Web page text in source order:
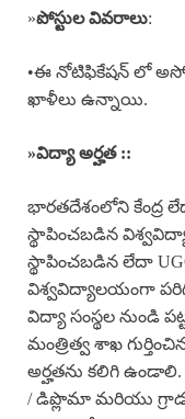
»పోస్టుల వివరాలు:
•ఈ నోటిఫికేషన్ లో
ఖాళీలు ఉన్నాయి.
»విద్యా అర్హత ::
భారతదేశంలోని కేంద్ర
స్థాపించబడిన
స్థాపించబడిన లేదా UGC
విశ్వవిద్యాలయంగా
విద్యా సంస్థల నుండి
మంత్రిత్వ శాఖ
అర్హతను కలిగి ఉండాలి.
/ డిప్లొమా మరియు